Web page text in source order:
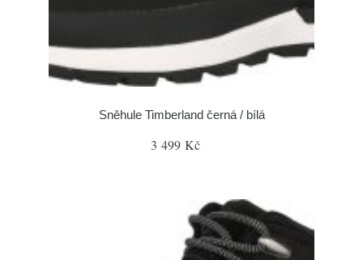
Sněhule Timberland černá / bílá
3 499 Kč